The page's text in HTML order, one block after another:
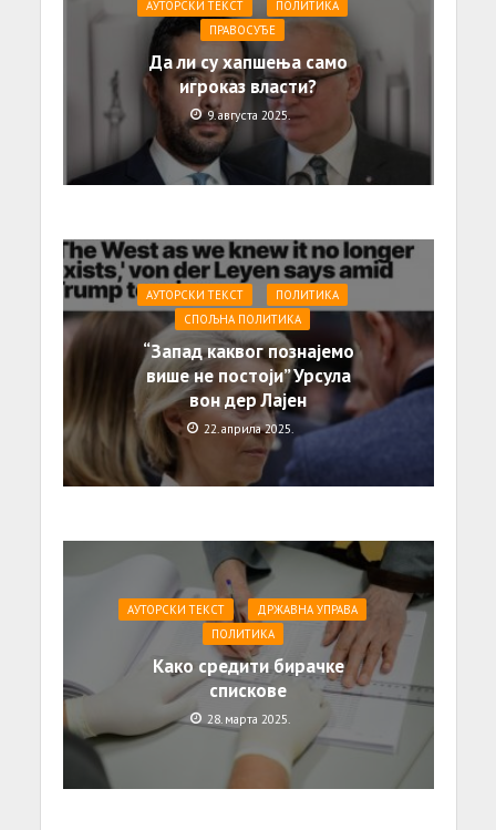
АУТОРСКИ ТЕКСТ
ПОЛИТИКА
ПРАВОСУЂЕ
Да ли су хапшења само
игроказ власти?
9. августа 2025.
АУТОРСКИ ТЕКСТ
ПОЛИТИКА
СПОЉНА ПОЛИТИКА
“Запад каквог познајемо
више не постоји” Урсула
вон дер Лајен
22. априла 2025.
АУТОРСКИ ТЕКСТ
ДРЖАВНА УПРАВА
ПОЛИТИКА
Како средити бирачке
спискове
28. марта 2025.